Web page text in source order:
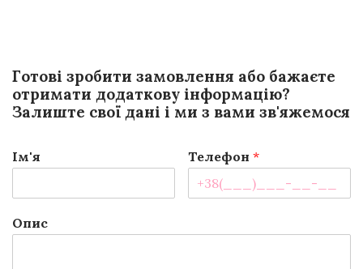
Готові зробити замовлення або бажаєте
отримати додаткову інформацію?
Залиште свої дані і ми з вами зв'яжемося
Ім'я Телефон*
Опис